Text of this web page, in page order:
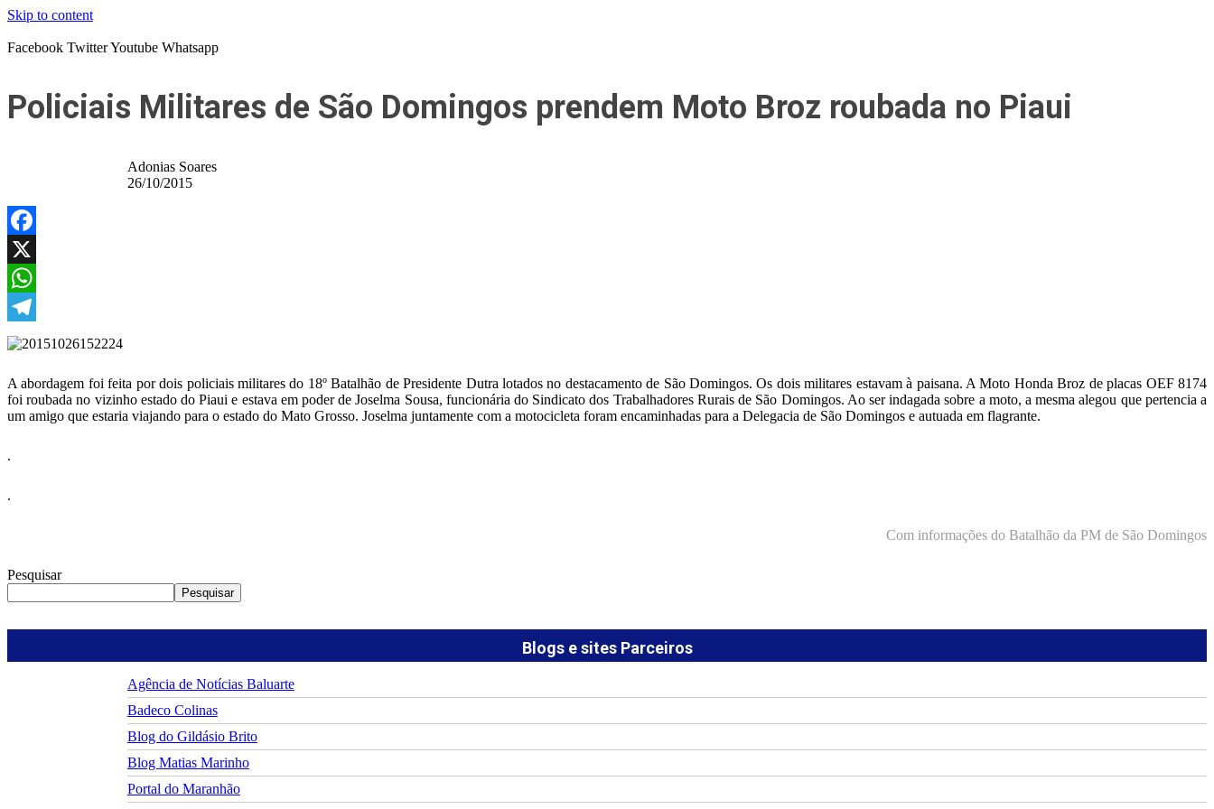
Skip to content
Facebook TwitterYoutube Whatsapp
Policiais Militares de São Domingos prendem Moto Broz roubada no Piaui
Adonias Soares
26/10/2015
Facebook
X
WhatsApp
Telegram
A abordagem foi feita por dois policiais militares do 18º Batalhão de Presidente Dutra lotados no destacamento de São Domingos. Os dois militares estavam à paisana. A Moto Honda Broz de placas OEF 8174
foi roubada no vizinho estado do Piaui e estava em poder de Joselma Sousa, funcionária do Sindicato dos Trabalhadores Rurais de São Domingos. Ao ser indagada sobre a moto, a mesma alegou que pertencia a
um amigo que estaria viajando para o estado do Mato Grosso. Joselma juntamente com a motocicleta foram encaminhadas para a Delegacia de São Domingos e autuada em flagrante.
.
.
Com informações do Batalhão da PM de São Domingos
Pesquisar
Pesquisar
Blogs e sites Parceiros
Agência de Notícias Baluarte
Badeco Colinas
Blog do Gildásio Brito
Blog Matias Marinho
Portal do Maranhão